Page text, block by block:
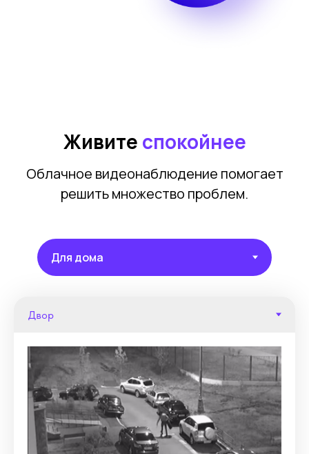
Живите спокойнее
Облачное видеонаблюдение помогает
решить множество проблем.